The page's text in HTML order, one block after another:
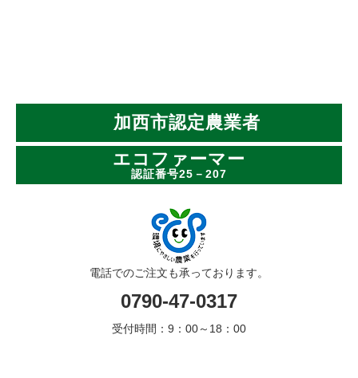
加西市認定農業者
エコファーマー
認証番号25－207
電話でのご注文も承っております。
0790-47-0317
受付時間：9：00～18：00